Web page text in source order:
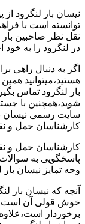
نیسان بار لنگرود
توانسته است با
نقل نظر صاحبین بار
در لنگرود را به
اگر به دنبال راهی
هستید،میتوانید
بار لنگرود تماس
شوید،همچنین با
سایت رسمی نیسان
کارشناسان حمل و
کارشناسان حمل و
پاسخگویی به
وجه تمایز نیسان بار
آنچه که نیسان بار
خوش قولی آن است که
برخوردار